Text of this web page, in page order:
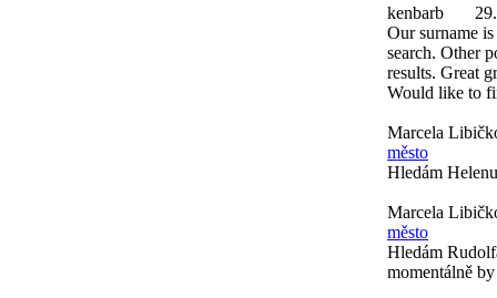
kenbarb
Our surname
search. Other
results. Great
Would like to
Marcela
město
Hledám
Marcela
město
Hledám
momentálně